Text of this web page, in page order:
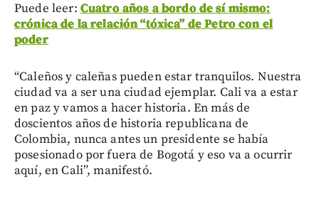
Puede leer: Cuatro años a bordo de sí mismo:
crónica de la relación “tóxica” de Petro con el
poder
“Caleños y caleñas pueden estar tranquilos. Nuestra
ciudad va a ser una ciudad ejemplar. Cali va a estar
en paz y vamos a hacer historia. En más de
doscientos años de historia republicana de
Colombia, nunca antes un presidente se había
posesionado por fuera de Bogotá y eso va a ocurrir
aquí, en Cali”, manifestó.